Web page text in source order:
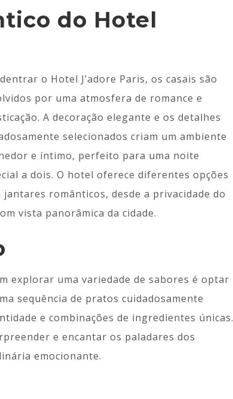
do Hotel
o Hotel J’adore Paris, os casais são
por uma atmosfera de romance e
A decoração elegante e os detalhes
selecionados criam um ambiente
e íntimo, perfeito para uma noite
a dois. O hotel oferece diferentes opções
jantares românticos, desde a privacidade do
vista panorâmica da cidade.
explorar uma variedade de sabores é optar
sequência de pratos cuidadosamente
e combinações de ingredientes únicas.
e encantar os paladares dos
emocionante.